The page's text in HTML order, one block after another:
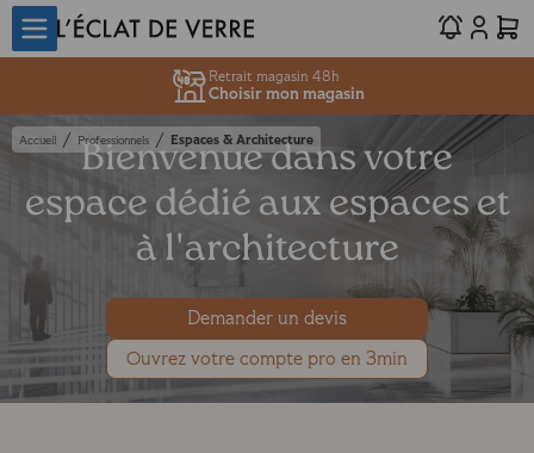
Retrait magasin 48h
Choisir mon magasin
Accueil / Professionnels / Espaces & Architecture
Bienvenue dans votre
espace dédié aux espaces et
à l'architecture
Demander un devis
Ouvrez votre compte pro en 3min